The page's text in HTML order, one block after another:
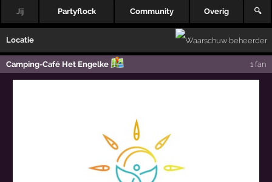
Jij Partyflock Community Overig 🔍
Locatie
Camping-Café Het Engelke 1 fan